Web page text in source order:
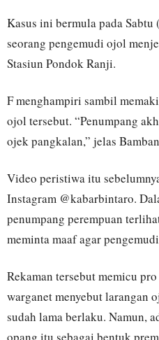
Kasus ini bermula pada
seorang pengemudi ojol
Stasiun Pondok Ranji.
F menghampiri sambil
ojol tersebut. “Penumpang
ojek pangkalan,” jelas
Video peristiwa itu
Instagram @kabarbintaro.
penumpang perempuan
meminta maaf agar
Rekaman tersebut memicu
warganet menyebut larangan
sudah lama berlaku. Namun,
opang itu sebagai bentuk